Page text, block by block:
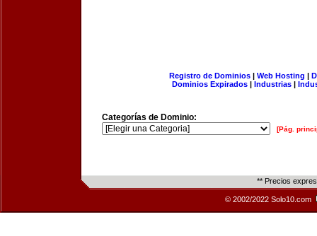
Registro de Dominios| Web Hosting |
Dominios Expirados | Industrias |
Categorías de Dominio:
[Pág.
** Precios
© 2002/2022 Solo10.com